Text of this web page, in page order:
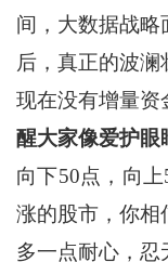
间，大数据战略
后，真正的波澜
现在没有增量资
醒大家像爱护眼
向下50点，向
涨的股市，你相
多一点耐心，忍